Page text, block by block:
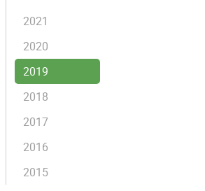
2021
2020
2019
2018
2017
2016
2015